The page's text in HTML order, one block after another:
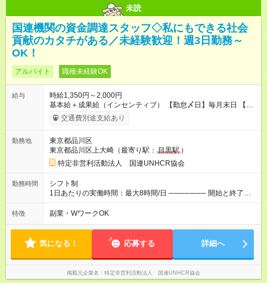
未読
国連機関の資金調達スタッフ◇私にもできる社会
貢献のカタチがある／未経験歓迎！週3日勤務～
OK！
アルバイト 職種未経験OK
給与
時給1,350円～2,000円
基本給＋成果給（インセンティブ） 【勤怠〆日】毎月末日 【給
与支払】翌月15日 下記はモデルの月収例です。詳細は面接でご
案内します。 ────── モデル月収 ────── 【週3日／月12日
万(時給1400円～) 【週4日／月16日勤務の場合】 1年目:月収
20.5万(時給1350円～) 2年目:月収25.6万(時給1400円～) 【週5日
／月22日勤務の場合】 1年目:月収28.1万(時給1350円～) 2年目:
月収35.0万(時給1400円～) ※上記は1日8時間換算、成果給を加
算した目安金額です ◇時間外手当 ◇通勤手当 ◇健康管理補助 ◇
インフルエンザ予防接種補助 ◇成果給（個人業績／月毎）​ ◇チ
次昇給制度 ◇昇格制度 【試用期間】試用期間あり 試用期間の長
さ：1ヶ月 雇用形態、給与は本採用時と同じです。 初回は1か月
契約でトライアル期間（給与・待遇に差異なし）
交通費別途支給あり
勤務地
東京都品川区
東京都品川区上大崎（最寄り駅： 目黒駅 ）
特定非営利活動法人 国連UNHCR協会
勤務時間
シフト制
1日あたりの実働時間：最大8時間/日 ─────── 開始と終了時
間 ─────── 8:00～21:00の中でシフト制 ※実働8時間（休憩
60分） ※活動場所により開始・終了時間は変動 ─────── 選
や月水金日、火水金土日など フルタイムで取り組みたい方も、
Ｗワーク希望の方も歓迎◎
特徴 副業・WワークOK
気になる！ 応募する 詳細へ
掲載元企業名 特定非営利活動法人 国連UNHCR協会